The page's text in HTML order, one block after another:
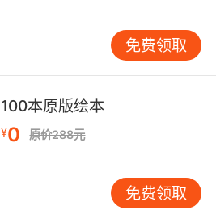
免费领取
100本原版绘本
¥0 原价288元
免费领取